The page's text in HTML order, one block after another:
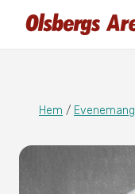
Hem / Evenemang